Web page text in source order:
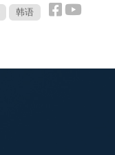
韩语